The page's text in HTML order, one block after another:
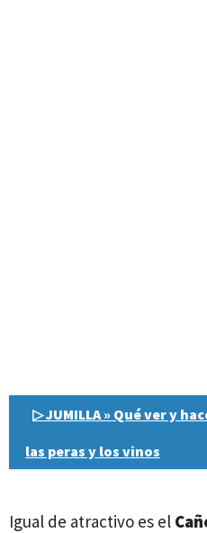
▷ JUMILLA » Qué ver y
las peras y los vinos
Igual de atractivo es el